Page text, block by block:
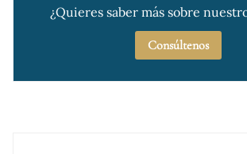
¿Quieres saber más sobre
Consúltenos